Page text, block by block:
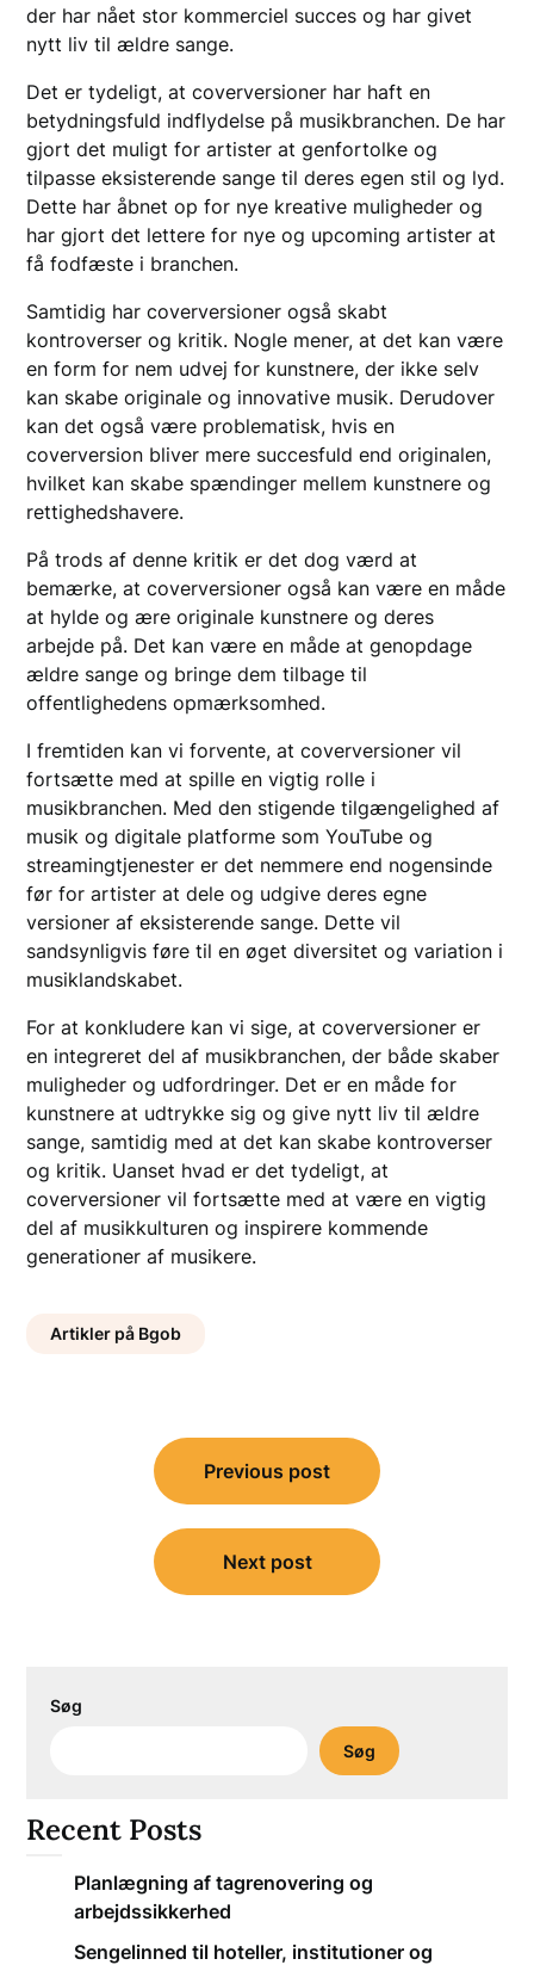
der har nået stor kommerciel succes og har givet
nytt liv til ældre sange.
Det er tydeligt, at coverversioner har haft en
betydningsfuld indflydelse på musikbranchen. De har
gjort det muligt for artister at genfortolke og
tilpasse eksisterende sange til deres egen stil og lyd.
Dette har åbnet op for nye kreative muligheder og
har gjort det lettere for nye og upcoming artister at
få fodfæste i branchen.
Samtidig har coverversioner også skabt
kontroverser og kritik. Nogle mener, at det kan være
en form for nem udvej for kunstnere, der ikke selv
kan skabe originale og innovative musik. Derudover
kan det også være problematisk, hvis en
coverversion bliver mere succesfuld end originalen,
hvilket kan skabe spændinger mellem kunstnere og
rettighedshavere.
På trods af denne kritik er det dog værd at
bemærke, at coverversioner også kan være en måde
at hylde og ære originale kunstnere og deres
arbejde på. Det kan være en måde at genopdage
ældre sange og bringe dem tilbage til
offentlighedens opmærksomhed.
I fremtiden kan vi forvente, at coverversioner vil
fortsætte med at spille en vigtig rolle i
musikbranchen. Med den stigende tilgængelighed af
musik og digitale platforme som YouTube og
streamingtjenester er det nemmere end nogensinde
før for artister at dele og udgive deres egne
versioner af eksisterende sange. Dette vil
sandsynligvis føre til en øget diversitet og variation i
musiklandskabet.
For at konkludere kan vi sige, at coverversioner er
en integreret del af musikbranchen, der både skaber
muligheder og udfordringer. Det er en måde for
kunstnere at udtrykke sig og give nytt liv til ældre
sange, samtidig med at det kan skabe kontroverser
og kritik. Uanset hvad er det tydeligt, at
coverversioner vil fortsætte med at være en vigtig
del af musikkulturen og inspirere kommende
generationer af musikere.
Artikler på Bgob
Indlægsnavigation
Previous post
Next post
Søg
Søg
Recent Posts
Planlægning af tagrenovering og
arbejdssikkerhed
Sengelinned til hoteller, institutioner og